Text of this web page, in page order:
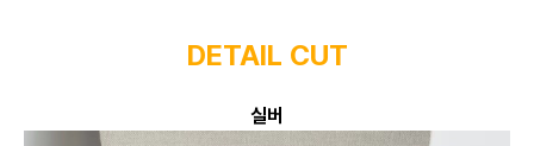
DETAIL CUT
실버